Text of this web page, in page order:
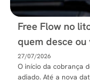
Free Flow no
quem desce
27/07/2026
O início da cobrança
adiado. Até a nova